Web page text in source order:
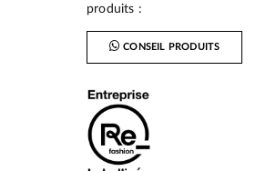
produits :
CONSEIL PRODUITS